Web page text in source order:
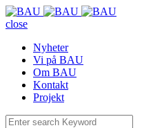
close
Nyheter
Vi på BAU
Om BAU
Kontakt
Projekt